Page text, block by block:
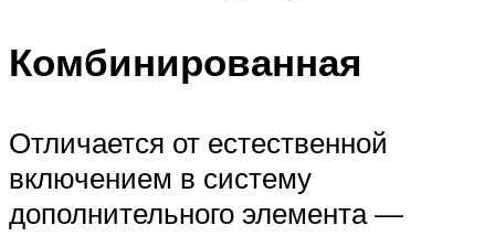
Комбинированная
Отличается от естественной
включением в систему
дополнительного элемента —